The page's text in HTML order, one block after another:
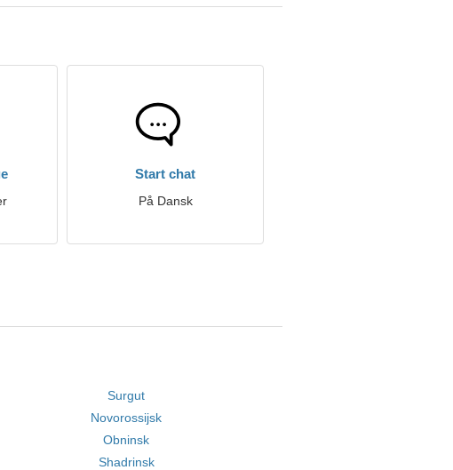
Start chat
På Dansk
Surgut
Novorossijsk
Obninsk
Shadrinsk